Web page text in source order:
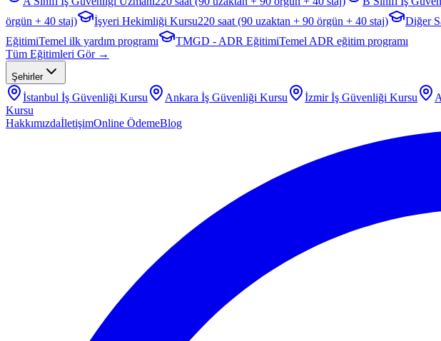
örgün + 40 staj)
İşyeri Hekimliği Kursu220 saat (90 uzaktan + 90 örgün + 40 staj) Diğer
EğitimiTemel ilk yardım programı TMGD - ADR EğitimiTemel ADR eğitim programı
Tüm Eğitimleri Gör →
Şehirler
İstanbul İş Güvenliği Kursu Ankara İş Güvenliği Kursu İzmirİş Güvenliği Kursu
Kursu
HakkımızdaİletişimOnline ÖdemeBlog